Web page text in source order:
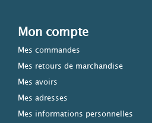
Mon compte
Mes commandes
Mes retours de marchandise
Mes avoirs
Mes adresses
Mes informations personnelles